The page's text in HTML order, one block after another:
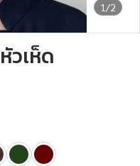
1/2
วเห็ด